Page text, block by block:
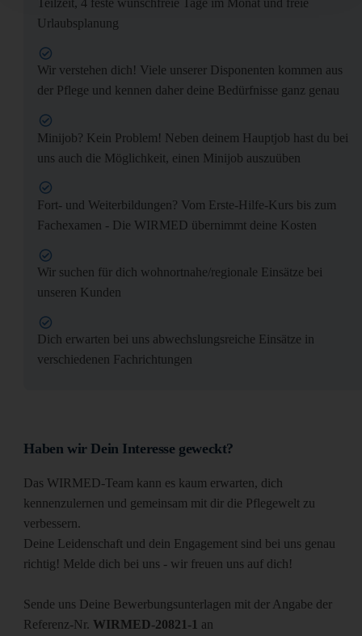
Teilzeit, 4 feste wunschfreie Tage im Monat und freie
Urlaubsplanung
Wir verstehen dich! Viele unserer Disponenten kommen aus
der Pflege und kennen daher deine Bedürfnisse ganz genau
Minijob? Kein Problem! Neben deinem Hauptjob hast du bei
uns auch die Möglichkeit, einen Minijob auszuüben
Fort- und Weiterbildungen? Vom Erste-Hilfe-Kurs bis zum
Fachexamen - Die WIRMED übernimmt deine Kosten
Wir suchen für dich wohnortnahe/regionale Einsätze bei
unseren Kunden
Dich erwarten bei uns abwechslungsreiche Einsätze in
verschiedenen Fachrichtungen
Haben wir Dein Interesse geweckt?
Das WIRMED-Team kann es kaum erwarten, dich
kennenzulernen und gemeinsam mit dir die Pflegewelt zu
verbessern.
Deine Leidenschaft und dein Engagement sind bei uns genau
richtig! Melde dich bei uns - wir freuen uns auf dich!
Sende uns Deine Bewerbungsunterlagen mit der Angabe der
Referenz-Nr. WIRMED-20821-1 an